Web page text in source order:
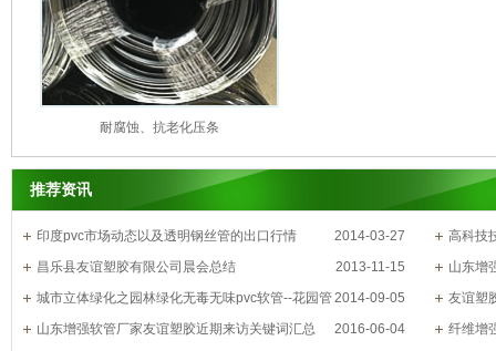
耐腐蚀、抗老化压条
推荐资讯
2014-03-27
印度pvc市场动态以及透明钢丝管的出口行情
高科技
2013-11-15
昌乐县友谊塑胶有限公司晨会总结
山东增
2014-09-05
城市立体绿化之园林绿化无毒无味pvc软管--花园管
友谊塑
2016-06-04
山东增强软管厂家友谊塑胶近期来访关键词汇总
纤维增